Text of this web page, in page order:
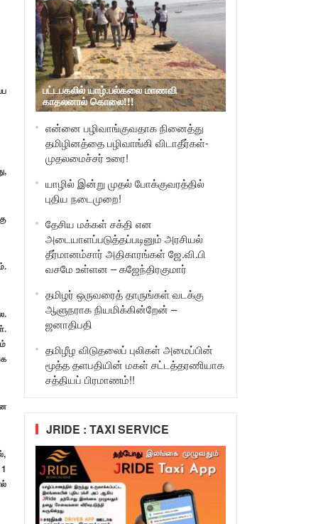
பட்டபகலில் யாழ்.பல்கலை மாணவி
காதலனால் கொலை!!!
என்னை பழிவாங்குவதாக நினைத்து
தமிழினத்தை பழிவாங்கி விடாதீர்கள்-
முதலமைச்சர் உரை!
யாழில் இன்று முதல் போக்குவரத்தில்
புதிய நடைமுறை!
தேசிய மக்கள் சக்தி என
அடையாளப்படுத்தப்படினும் அரசியல்
தீர்மானம்சார் அதிகாரங்கள் ஜே.வி.பி
வசமே உள்ளன – கஜேந்திரகுமார்
தமிழர் ஒருவரைத் தாருங்கள் வடக்கு
ஆளுநராக நியமிக்கின்றேன் –
ஜனாதிபதி
தமிழீழ விடுதலைப் புலிகள் அமைப்பின்
மூத்த தளபதியின் மகள் சட்டத்தரணியாக
சத்தியப் பிரமாணம்!!
JRIDE : TAXI SERVICE